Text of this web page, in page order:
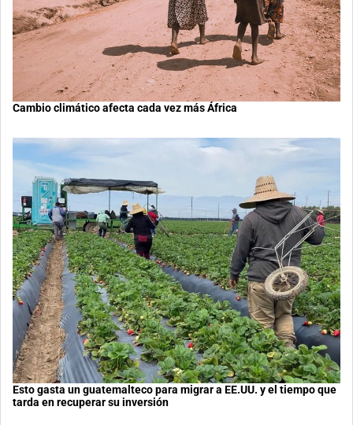
Cambio climático afecta cada vez más África
Esto gasta un guatemalteco para migrar a EE.UU. y el tiempo que
tarda en recuperar su inversión